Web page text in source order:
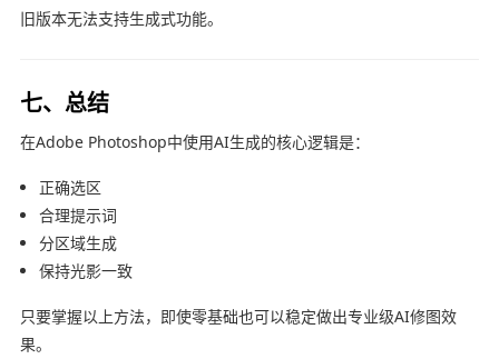
旧版本无法支持生成式功能。
七、总结
在Adobe Photoshop中使用AI生成的核心逻辑是：
正确选区
合理提示词
分区域生成
保持光影一致
只要掌握以上方法，即使零基础也可以稳定做出专业级AI修图效
果。